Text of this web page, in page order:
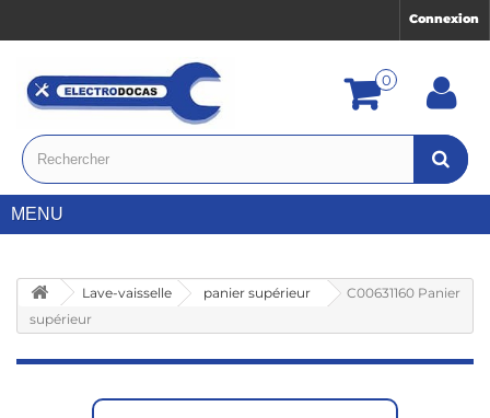
Connexion
0
MENU
Lave-vaisselle panier supérieur
C00631160 Panier
supérieur